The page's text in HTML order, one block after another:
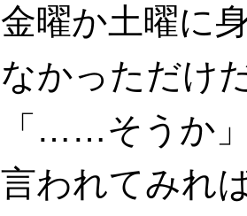
金曜か土曜に
なかっただけ
「……そうか
言われてみれ